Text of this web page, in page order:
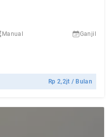
Manual Ganjil
Rp2,2jt / Bulan